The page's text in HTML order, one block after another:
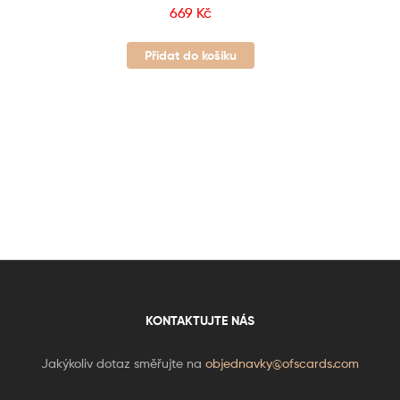
669 Kč
Přidat do košíku
KONTAKTUJTE NÁS
Jakýkoliv dotaz směřujte na objednavky@ofscards.com